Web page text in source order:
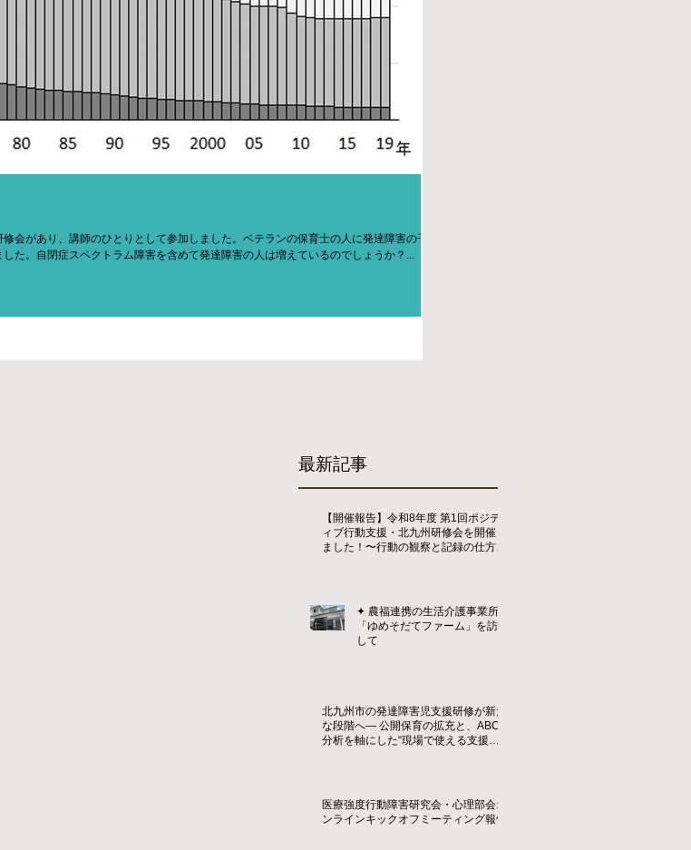
会があり、講師のひとりとして参加しました。ベテランの保育士の人に発達障害の子ど
た。自閉症スペクトラム障害を含めて発達障害の人は増えているのでしょうか？...
最新記事
【開催報告】令和8年度 第1回ポジテ
ィブ行動支援・北九州研修会を開催し
ました！〜行動の観察と記録の仕方を
✦ 農福連携の生活介護事業所
「ゆめそだてファーム」を訪問
して
北九州市の発達障害児支援研修が新た
な段階へ― 公開保育の拡充と、ABC
分析を軸にした“現場で使える支援
医療強度行動障害研究会・心理部会オ
ンラインキックオフミーティング報告